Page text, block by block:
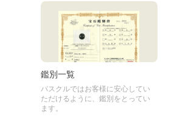
鑑別一覧
パスクルではお客様に安心してい
ただけるように、鑑別をとってい
ます。